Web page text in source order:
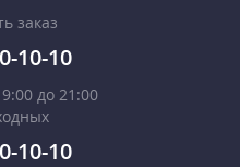
заказ
10-10
до 21:00
10-10